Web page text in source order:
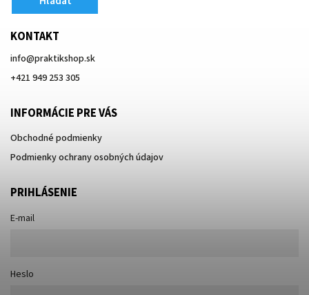
KONTAKT
info@praktikshop.sk
+421 949 253 305
INFORMÁCIE PRE VÁS
Obchodné podmienky
Podmienky ochrany osobných údajov
PRIHLÁSENIE
E-mail
Heslo